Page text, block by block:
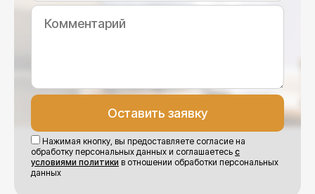
Нажимая кнопку, вы предоставляете согласие на
обработку персональных данных и соглашаетесь с
условиями политики в отношении обработки персональных
данных